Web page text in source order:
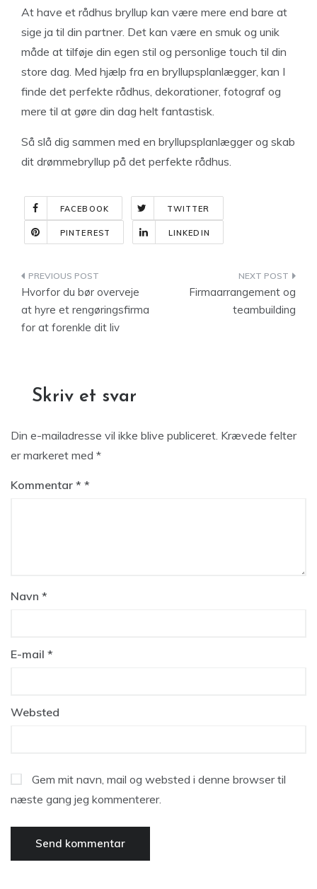
At have et rådhus bryllup kan være mere end bare at
sige ja til din partner. Det kan være en smuk og unik
måde at tilføje din egen stil og personlige touch til din
store dag. Med hjælp fra en bryllupsplanlægger, kan I
finde det perfekte rådhus, dekorationer, fotograf og
mere til at gøre din dag helt fantastisk.
Så slå dig sammen med en bryllupsplanlægger og skab
dit drømmebryllup på det perfekte rådhus.
FACEBOOK TWITTER
PINTEREST LINKEDIN
Indlægsnavigation
Hvorfor du bør overveje
at hyre et rengøringsfirma
for at forenkle dit liv
Firmaarrangement og
teambuilding
Skriv et svar
Din e-mailadresse vil ikke blive publiceret. Krævede felter
er markeret med *
Kommentar *
Navn *
E-mail *
Websted
Gem mit navn, mail og websted i denne browser til
næste gang jeg kommenterer.